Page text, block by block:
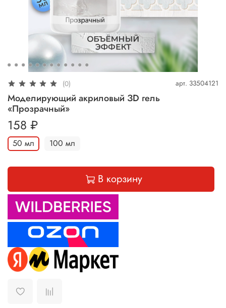
(0) арт. 33504121
Моделирующий акриловый ЗD гель
«Прозрачный»
158 ₽
50 мл 100 мл
В корзину